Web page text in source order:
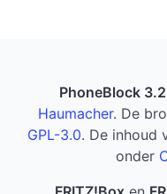
PhoneBlock
Haumacher. De
GPL-3.0. De inhoud
onder